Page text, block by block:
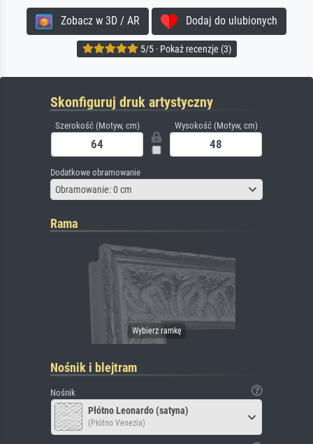
Zobacz w 3D / AR Dodaj do ulubionych
5/5 · Pokaż recenzje (3)
Skonfiguruj druk artystyczny
Szerokość (Motyw, cm) Wysokość (Motyw, cm)
Dodatkowe obramowanie
Obramowanie: 0 cm
Rama
Nośnik i blejtram
Nośnik
Płótno Leonardo (satyna)
(Płótno Venezia)